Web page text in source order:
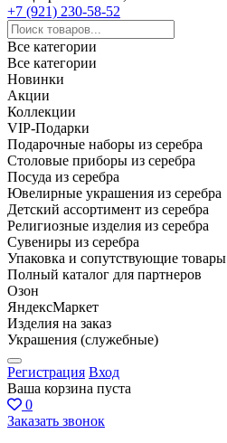
+7 (921) 230-58-52
Все категории
Все категории
Новинки
Акции
Коллекции
VIP-Подарки
Подарочные наборы из серебра
Столовые приборы из серебра
Посуда из серебра
Ювелирные украшения из серебра
Детский ассортимент из серебра
Религиозные изделия из серебра
Сувениры из серебра
Упаковка и сопутствующие товары
Полный каталог для партнеров
Озон
ЯндексМаркет
Изделия на заказ
Украшения (служебные)
Регистрация Вход
Ваша корзина пуста
0
Заказать звонок